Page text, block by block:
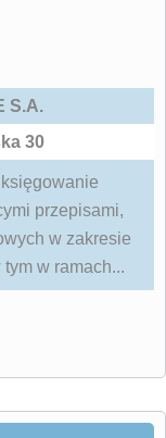
S.A.
30
przepisami,
w zakresie
w ramach...